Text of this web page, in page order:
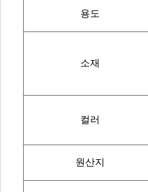
용도
소재
컬러
원산지